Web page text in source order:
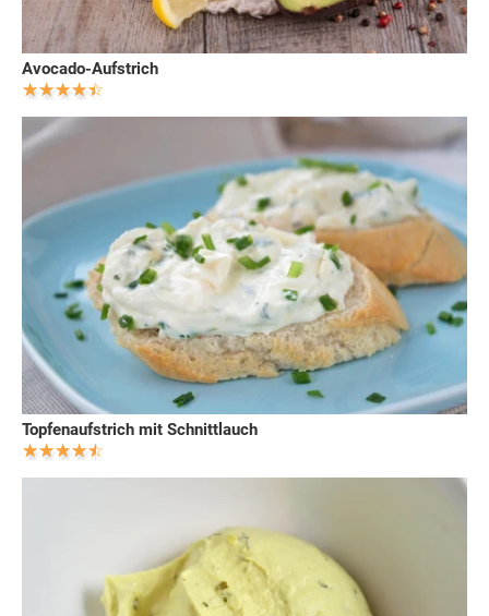
Avocado-Aufstrich
Topfenaufstrich mit Schnittlauch